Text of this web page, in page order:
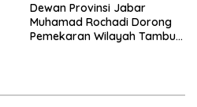
Dewan Provinsi Jabar
Muhamad Rochadi Dorong
Pemekaran Wilayah Tambun